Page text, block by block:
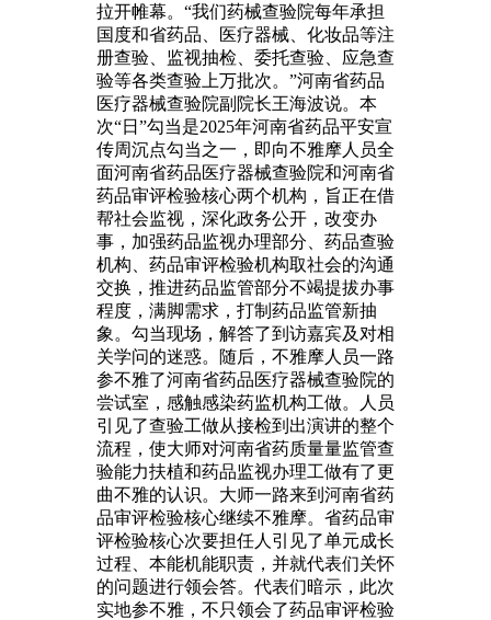
拉开帷幕。“我们药械查验院每年承担
国度和省药品、医疗器械、化妆品等注
册查验、监视抽检、委托查验、应急查
验等各类查验上万批次。”河南省药品
医疗器械查验院副院长王海波说。本
次“日”勾当是2025年河南省药品平安宣
传周沉点勾当之一，即向不雅摩人员全
面河南省药品医疗器械查验院和河南省
药品审评检验核心两个机构，旨正在借
帮社会监视，深化政务公开，改变办
事，加强药品监视办理部分、药品查验
机构、药品审评检验机构取社会的沟通
交换，推进药品监管部分不竭提拔办事
程度，满脚需求，打制药品监管新抽
象。勾当现场，解答了到访嘉宾及对相
关学问的迷惑。随后，不雅摩人员一路
参不雅了河南省药品医疗器械查验院的
尝试室，感触感染药监机构工做。人员
引见了查验工做从接检到出演讲的整个
流程，使大师对河南省药质量量监管查
验能力扶植和药品监视办理工做有了更
曲不雅的认识。大师一路来到河南省药
品审评检验核心继续不雅摩。省药品审
评检验核心次要担任人引见了单元成长
过程、本能机能职责，并就代表们关怀
的问题进行领会答。代表们暗示，此次
实地参不雅，不只领会了药品审评检验